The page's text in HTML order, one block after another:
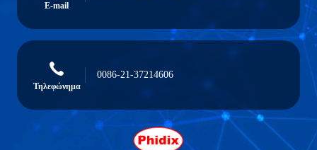
E-mail
Τηλεφώνημα
0086-21-37214606